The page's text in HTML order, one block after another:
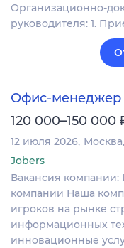
Организационно-
руководителя: 1.
Офис-менеджер
120 000–150 000
12 июля 2026 Москва
Jobers
Вакансия
компании Наша
игроков на рынке
информационных
инновационные